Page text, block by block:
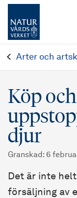
Arter och
Köp
djur
Granskad : 6
Det är inte
försäljning av